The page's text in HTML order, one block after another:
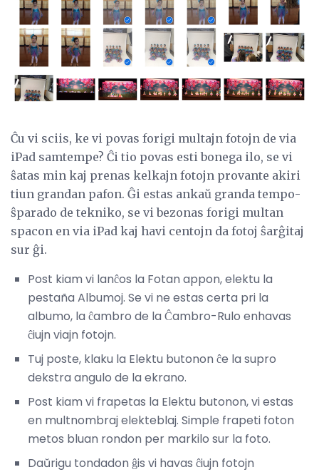
Ĉu vi sciis, ke vi povas forigi multajn fotojn de via
iPad samtempe? Ĉi tio povas esti bonega ilo, se vi
ŝatas min kaj prenas kelkajn fotojn provante akiri
tiun grandan pafon. Ĝi estas ankaŭ granda tempo-
ŝparado de tekniko, se vi bezonas forigi multan
spacon en via iPad kaj havi centojn da fotoj ŝarĝitaj
sur ĝi.
Post kiam vi lanĉos la Fotan appon, elektu la
pestaña Albumoj. Se vi ne estas certa pri la
albumo, la ĉambro de la Ĉambro-Rulo enhavas
ĉiujn viajn fotojn.
Tuj poste, klaku la Elektu butonon ĉe la supro
dekstra angulo de la ekrano.
Post kiam vi frapetas la Elektu butonon, vi estas
en multnombraj elekteblaj. Simple frapeti foton
metos bluan rondon per markilo sur la foto.
Daŭrigu tondadon ĝis vi havas ĉiujn fotojn